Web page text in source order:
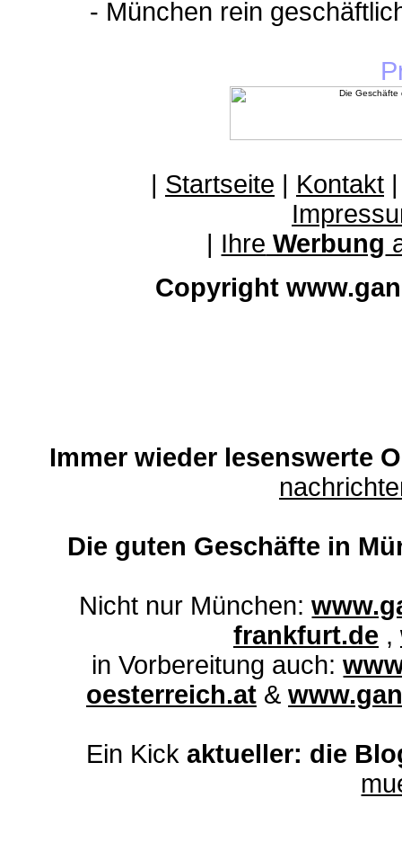
- München rein
| Startseite | Kontakt
| Ihre Werbung
Copyright
Immer wieder lesenswerte
Die guten Geschäfte in
Nicht nur München:
frankfurt.de ,
in Vorbereitung auch:
oesterreich.at &
Ein Kick aktueller: die